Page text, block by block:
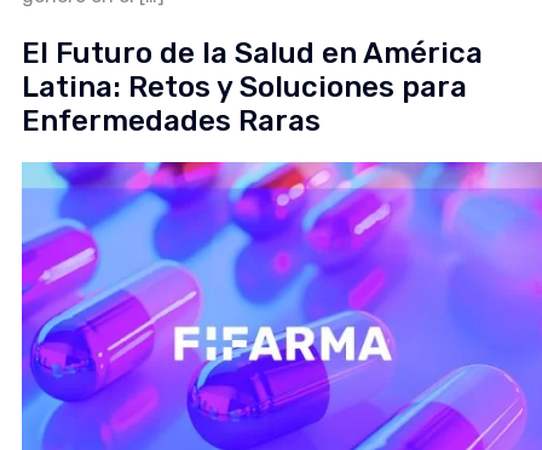
El Futuro de la Salud en América
Latina: Retos y Soluciones para
Enfermedades Raras